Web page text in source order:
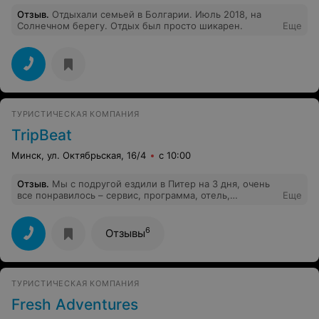
альтернатив - никакие извинения ситуацию не спасают.
С таким подходом доверять оператору свои планы и
Отзыв. Отдыхали семьей в Болгарии. Июль 2018, на
Солнечном берегу. Отдых был просто шикарен.
Еще
ТУРИСТИЧЕСКАЯ КОМПАНИЯ
TripBeat
Минск, ул. Октябрьская, 16/4 с 10:00
Отзыв. Мы с подругой ездили в Питер на 3 дня, очень
все понравилось – сервис, программа, отель,
шикарен и я просто счастлива, что наконец-то туда
доехала! Всем советую, обязательно съездите туда!
Еще
Отзывы6
ТУРИСТИЧЕСКАЯ КОМПАНИЯ
Fresh Adventures